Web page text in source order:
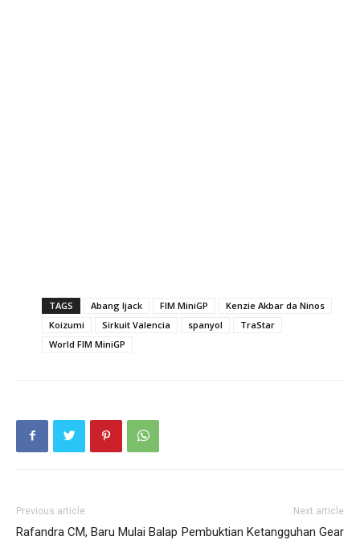
TAGS Abang Ijack FIM MiniGP
Kenzie Akbar da Ninos
Koizumi
Sirkuit Valencia spanyol
TraStar
World FIM MiniGP
Previous article
Rafandra CM, Baru Mulai Balap
Next article
Pembuktian Ketangguhan Gear